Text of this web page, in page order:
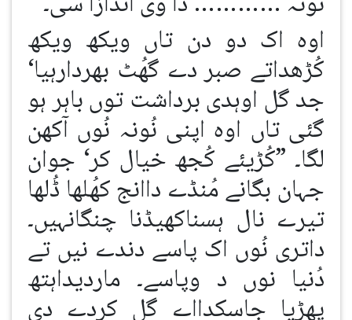
اوہ اک دو دن تاں ویکھ ویکھ
کُڑھداتے صبر دے گھُٹ بھردارہیا‘
جد گل اوہدی برداشت توں باہر ہو
گئی تاں اوہ اپنی نُونہ نُوں آکھن
لگا۔ ”کُڑیئے کُجھ خیال کر‘ جوان
جہان بگانے مُنڈے داانج کھُلھا ڈُلھا
تیرے نال ہسناکھیڈنا چنگانہیں۔
داتری نُوں اک پاسے دندے نیں تے
دُنیا نوں د وپاسے۔ ماردیداہتھ
پھڑیا جاسکدااے گل کردے دی